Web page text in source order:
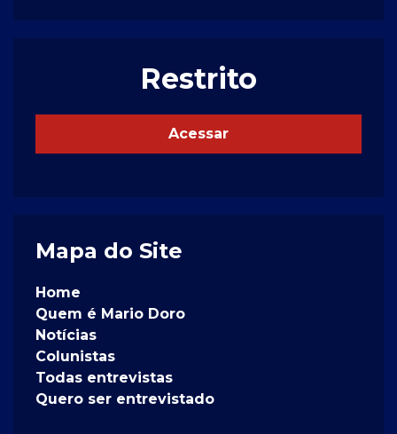
Restrito
Acessar
Mapa do Site
Home
Quem é Mario Doro
Notícias
Colunistas
Todas entrevistas
Quero ser entrevistado